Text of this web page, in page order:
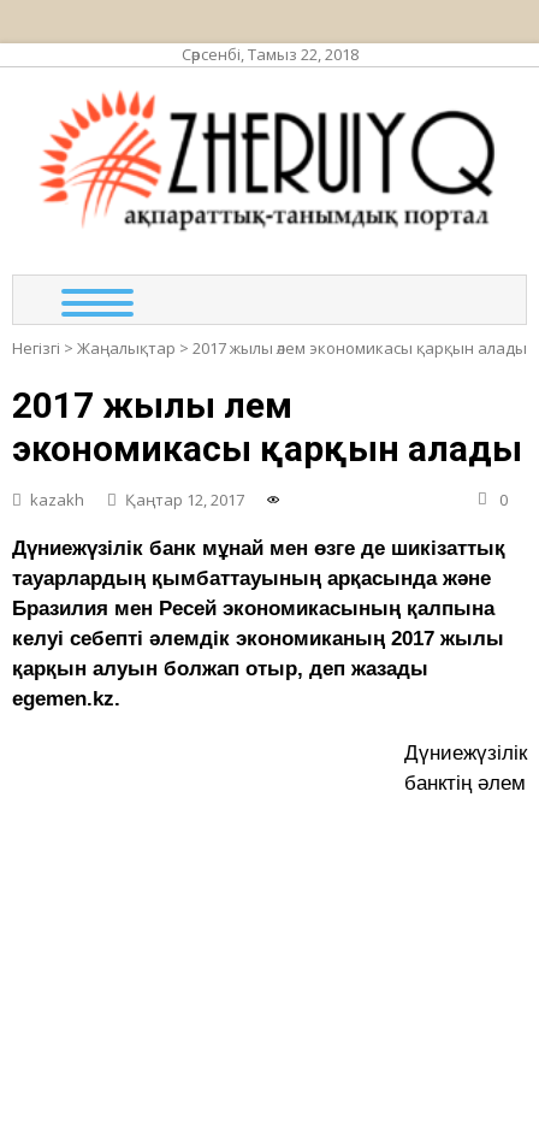
Сәрсенбі, Тамыз 22, 2018
Негізгі > Жаңалықтар > 2017 жылы әлем экономикасы қарқын алады
2017 жылы әлем
экономикасы қарқын алады
kazakh Қаңтар 12, 2017 0
Дүниежүзілік банк мұнай мен өзге де шикізаттық
тауарлардың қымбаттауының арқасында және
Бразилия мен Ресей экономикасының қалпына
келуі себепті әлемдік экономиканың 2017 жылы
қарқын алуын болжап отыр, деп жазады
egemen.kz.
Дүниежүзілік
банктің әлем